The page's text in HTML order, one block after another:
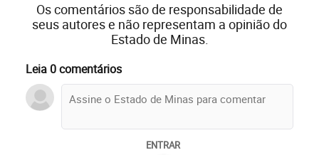
Os comentários são de responsabilidade de
seus autores e não representam a opinião do
Estado de Minas.
Leia 0 comentários
ENTRAR